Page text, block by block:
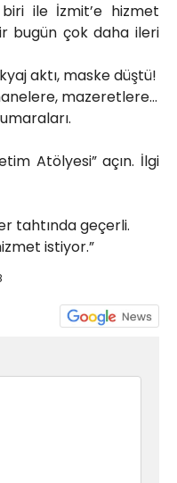
ile İzmit’e hizmet
bugün çok daha ileri
aktı, maske düştü!
mazeretlere…
Atölyesi” açın. İlgi
tahtında geçerli.
istiyor.”